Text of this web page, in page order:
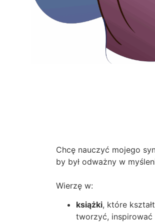
Chcę nauczyć mojego
by był odważny w
Wierzę w:
książki, które
tworzyć, inspirować